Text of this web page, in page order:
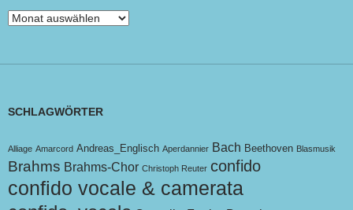
Beitragsarchive
SCHLAGWÖRTER
Alliage Amarcord Andreas_Englisch Aperdannier Bach Beethoven Blasmusik
Brahms Brahms-Chor Christoph Reuter confido
confido vocale & camerata